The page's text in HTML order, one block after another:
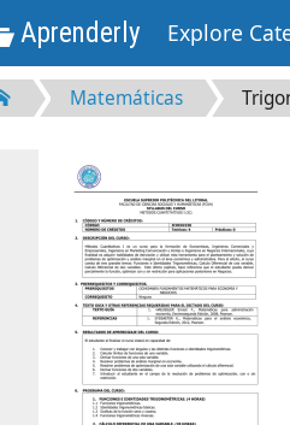
Aprenderly Explore
Matemáticas